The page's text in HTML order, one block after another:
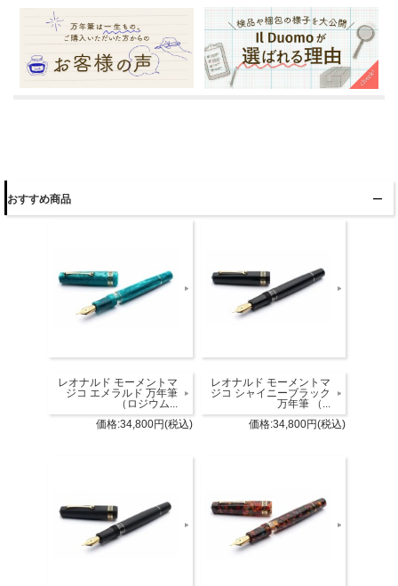
おすすめ商品
レオナルド モーメントマ
ジコ エメラルド 万年筆
（ロジウム...
価格:34,800円(税込)
レオナルド モーメントマ
ジコ シャイニーブラック
万年筆 （...
価格:34,800円(税込)